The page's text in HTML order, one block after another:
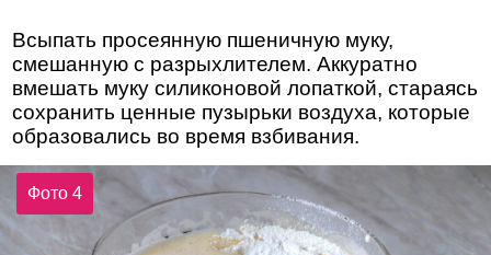
Всыпать просеянную пшеничную муку,
смешанную с разрыхлителем. Аккуратно
вмешать муку силиконовой лопаткой, стараясь
сохранить ценные пузырьки воздуха, которые
образовались во время взбивания.
Фото 4